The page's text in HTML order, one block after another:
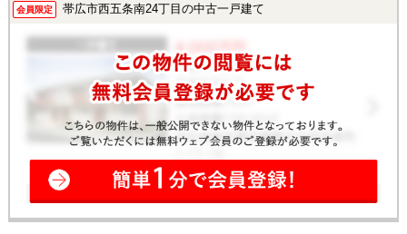
会員限定 帯広市西五条南24丁目の中古一戸建て